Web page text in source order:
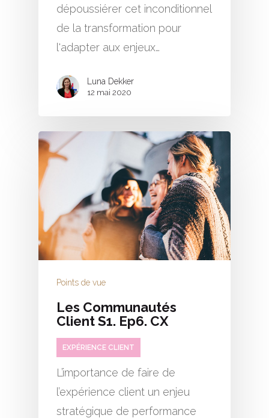
dépoussiérer cet inconditionnel
de la transformation pour
l'adapter aux enjeux…
Luna Dekker
12 mai 2020
Points de vue
Les Communautés
Client S1. Ep6. CX
EXPÉRIENCE CLIENT
L’importance de faire de
l’expérience client un enjeu
stratégique de performance